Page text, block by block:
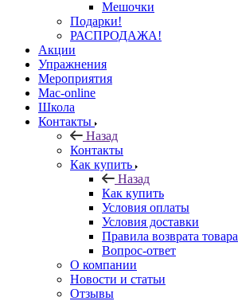
Мешочки
Подарки!
РАСПРОДАЖА!
Акции
Упражнения
Мероприятия
Mac-online
Школа
Контакты
Назад
Контакты
Как купить
Назад
Как купить
Условия оплаты
Условия доставки
Правила возврата товара
Вопрос-ответ
О компании
Новости и статьи
Отзывы